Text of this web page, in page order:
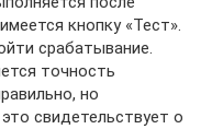
кнопку «Тест».
срабатывание.
точность
но
свидетельствует о